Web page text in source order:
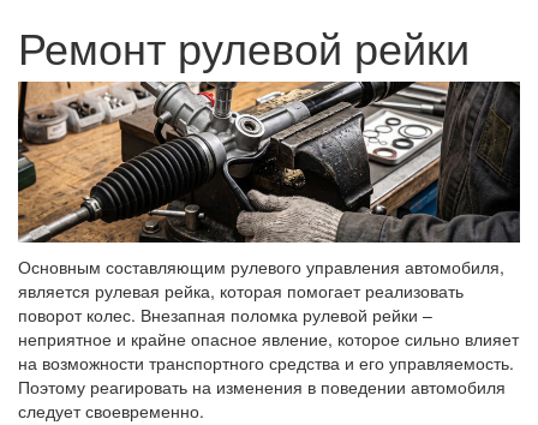
Ремонт рулевой рейки
Основным составляющим рулевого управления автомобиля,
является рулевая рейка, которая помогает реализовать
поворот колес. Внезапная поломка рулевой рейки –
неприятное и крайне опасное явление, которое сильно влияет
на возможности транспортного средства и его управляемость.
Поэтому реагировать на изменения в поведении автомобиля
следует своевременно.